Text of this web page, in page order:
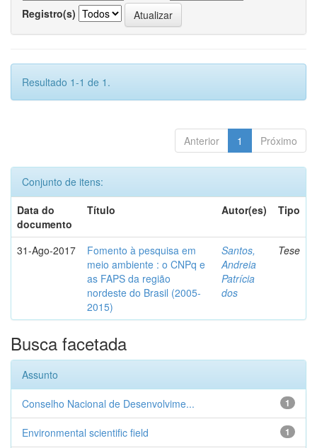
Registro(s)
Resultado 1-1 de 1.
Anterior 1 Próximo
Conjunto de itens:
Data do
documento
Título Autor(es) Tipo
31-Ago-2017
Fomento à pesquisa em
meio ambiente : o CNPq e
as FAPS da região
nordeste do Brasil (2005-
2015)
Santos,
Andreia
Patrícia
dos
Tese
Busca facetada
Assunto
1
Conselho Nacional de Desenvolvime...
1
Environmental scientific field